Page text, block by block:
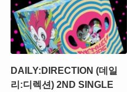
DAILY:DIRECTION (데일
리:디렉션) 2ND SINGLE